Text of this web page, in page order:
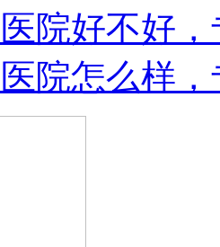
院好不好，
院怎么样，